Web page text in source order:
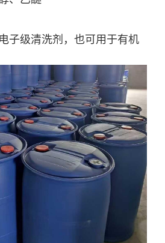
子级清洗剂，也可用于有机